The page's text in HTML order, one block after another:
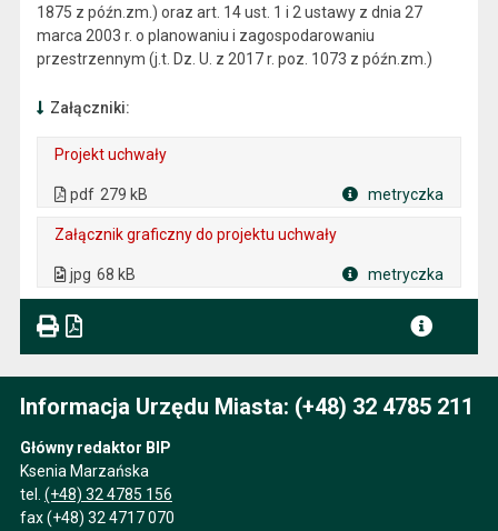
1875 z późn.zm.) oraz art. 14 ust. 1 i 2 ustawy z dnia 27
marca 2003 r. o planowaniu i zagospodarowaniu
przestrzennym (j.t. Dz. U. z 2017 r. poz. 1073 z późn.zm.)
Załączniki:
Projekt uchwały
pdf 279 kB metryczka
Załącznik graficzny do projektu uchwały
jpg 68 kB metryczka
Informacja Urzędu Miasta: (+48) 32 4785 211
Główny redaktor BIP
Ksenia Marzańska
tel. (+48) 32 4785 156
fax (+48) 32 4717 070